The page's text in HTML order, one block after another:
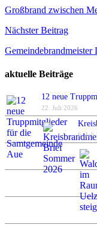
Großbrand zwischen
Nächster Beitrag
aktuelle Beiträge
12 neue
22. Juli 2026
6. Juli